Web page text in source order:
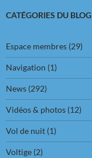
CATÉGORIES DU BLOG
Espace membres (29)
Navigation (1)
News (292)
Vidéos & photos (12)
Vol de nuit (1)
Voltige (2)